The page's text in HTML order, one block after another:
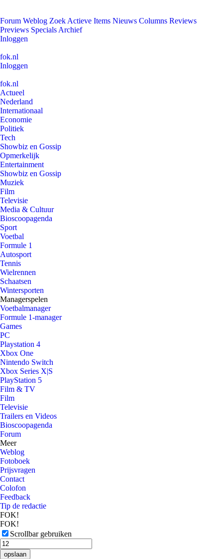
Forum Weblog Zoek Actieve Items Nieuws Columns Reviews
Previews Specials Archief
Inloggen
fok.nl
Inloggen
fok.nl
Actueel
Nederland
Internationaal
Economie
Politiek
Tech
Showbiz en Gossip
Opmerkelijk
Entertainment
Showbiz en Gossip
Muziek
Film
Televisie
Media & Cultuur
Bioscoopagenda
Sport
Voetbal
Formule 1
Autosport
Tennis
Wielrennen
Schaatsen
Wintersporten
Managerspelen
Voetbalmanager
Formule 1-manager
Games
PC
Playstation 4
Xbox One
Nintendo Switch
Xbox Series X|S
PlayStation 5
Film & TV
Film
Televisie
Trailers en Videos
Bioscoopagenda
Forum
Meer
Weblog
Fotoboek
Prijsvragen
Contact
Colofon
Feedback
Tip de redactie
FOK!
FOK!
Scrollbar gebruiken
opslaan